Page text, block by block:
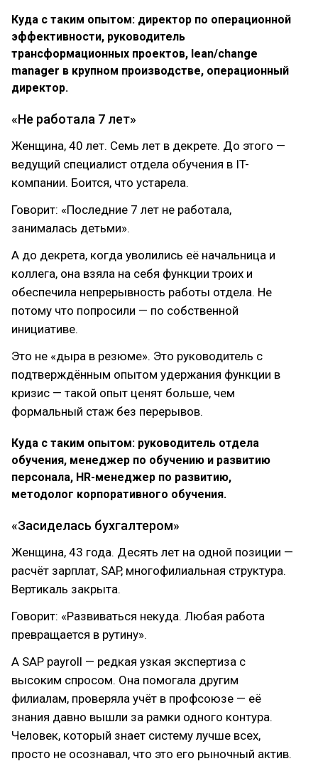
Куда с таким опытом: директор по операционной
эффективности, руководитель
трансформационных проектов, lean/change
manager в крупном производстве, операционный
директор.
«Не работала 7 лет»
Женщина, 40 лет. Семь лет в декрете. До этого —
ведущий специалист отдела обучения в IT-
компании. Боится, что устарела.
Говорит: «Последние 7 лет не работала,
занималась детьми».
А до декрета, когда уволились её начальница и
коллега, она взяла на себя функции троих и
обеспечила непрерывность работы отдела. Не
потому что попросили — по собственной
инициативе.
Это не «дыра в резюме». Это руководитель с
подтверждённым опытом удержания функции в
кризис — такой опыт ценят больше, чем
формальный стаж без перерывов.
Куда с таким опытом: руководитель отдела
обучения, менеджер по обучению и развитию
персонала, HR-менеджер по развитию,
методолог корпоративного обучения.
«Засиделась бухгалтером»
Женщина, 43 года. Десять лет на одной позиции —
расчёт зарплат, SAP, многофилиальная структура.
Вертикаль закрыта.
Говорит: «Развиваться некуда. Любая работа
превращается в рутину».
А SAP payroll — редкая узкая экспертиза с
высоким спросом. Она помогала другим
филиалам, проверяла учёт в профсоюзе — её
знания давно вышли за рамки одного контура.
Человек, который знает систему лучше всех,
просто не осознавал, что это его рыночный актив.